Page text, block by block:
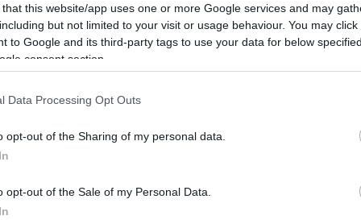
that this website/app uses one or more Google services and may
but not limited to your visit or usage behaviour. You may
to Google and its third-party tags to use your data for below
consent section.
Data Processing Opt Outs
opt-out of the Sharing of my personal data.
opt-out of the Sale of my Personal Data.